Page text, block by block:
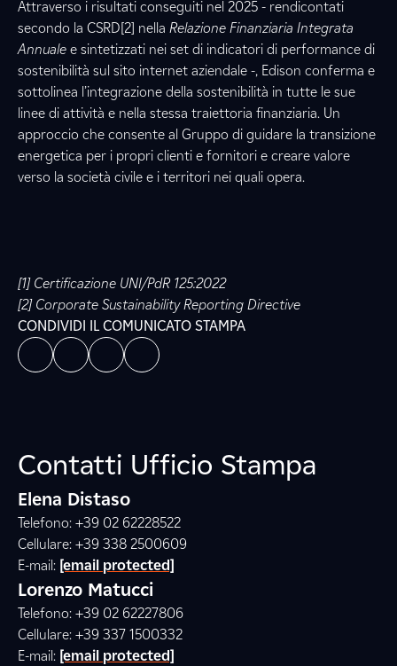
Attraverso i risultati conseguiti nel 2025 - rendicontati
secondo la CSRD[2] nella Relazione Finanziaria Integrata
Annuale e sintetizzati nei set di indicatori di performance di
sostenibilità sul sito internet aziendale -, Edison conferma e
sottolinea l’integrazione della sostenibilità in tutte le sue
linee di attività e nella stessa traiettoria finanziaria. Un
approccio che consente al Gruppo di guidare la transizione
energetica per i propri clienti e fornitori e creare valore
verso la società civile e i territori nei quali opera.
[1] Certificazione UNI/PdR 125:2022
[2] Corporate Sustainability Reporting Directive
CONDIVIDI IL COMUNICATO STAMPA
Contatti Ufficio Stampa
Elena Distaso
Telefono: +39 02 62228522
Cellulare: +39 338 2500609
E-mail: [email protected]
Lorenzo Matucci
Telefono: +39 02 62227806
Cellulare: +39 337 1500332
E-mail: [email protected]